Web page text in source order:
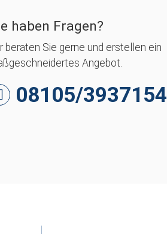
haben Fragen?
beraten Sie gerne und erstellen ein
Angebot.
08105/3937154